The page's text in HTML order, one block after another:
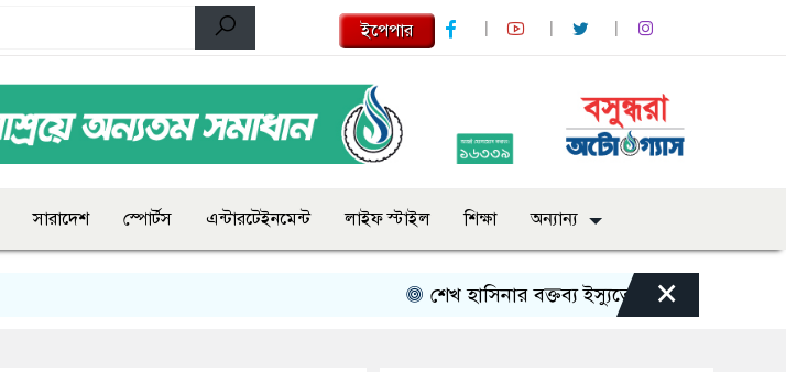
ইপেপার
সারাদেশ স্পোর্টস এন্টারটেইনমেন্ট লাইফ স্টাইল শিক্ষা অন্যান্য
শেখ হাসিনার বক্তব্য ইস্যুতে পররাষ্ট্র মন্ত্রণালয়ের বিবৃতি
×